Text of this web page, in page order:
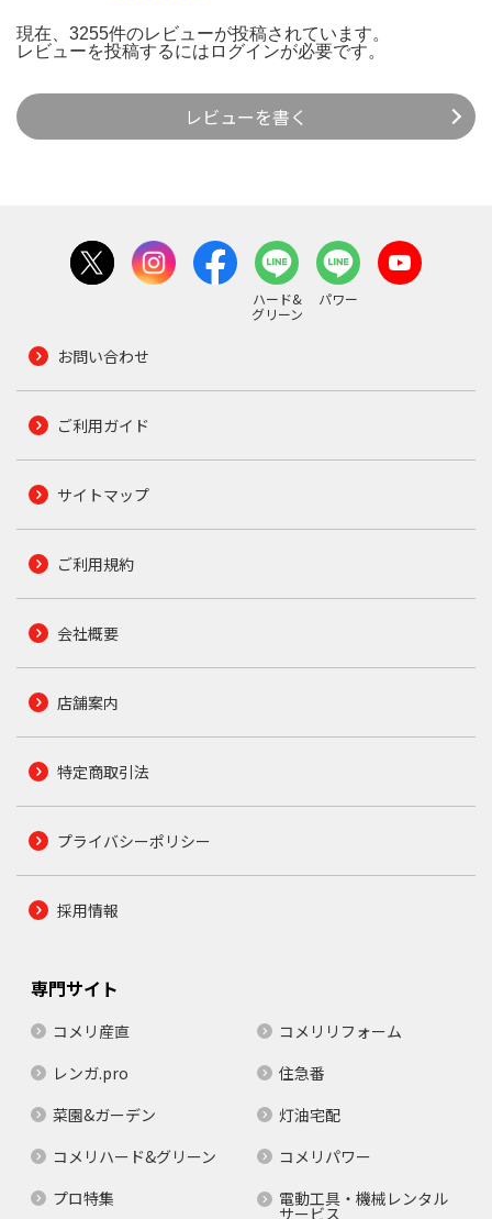
現在、3255件のレビューが投稿されています。
レビューを投稿するには ログインが必要です。
レビューを書く
ハード&
グリーン
パワー
お問い合わせ
ご利用ガイド
サイトマップ
ご利用規約
会社概要
店舗案内
特定商取引法
プライバシーポリシー
採用情報
専門サイト
コメリ産直
コメリリフォーム
レンガ.pro
住急番
菜園&ガーデン
灯油宅配
コメリハード&グリーン
コメリパワー
プロ特集
電動工具・機械レンタル
サービス